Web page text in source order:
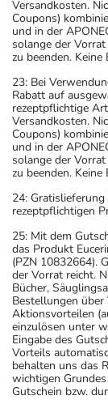
Versandkosten.
Coupons)
und in der
solange der
zu beenden. Keine
23: Bei
Rabatt auf
rezeptpflichtige
Versandkosten.
Coupons)
und in der
solange der
zu beenden. Keine
24:
rezeptpflichtigen
25: Mit dem
das Produkt
(PZN 10832664).
der Vorrat reicht.
Bücher,
Bestellungen über
Aktionsvorteilen
einzulösen unter
Eingabe des
Vorteils
behalten uns das
wichtigen
Gutschein bzw.